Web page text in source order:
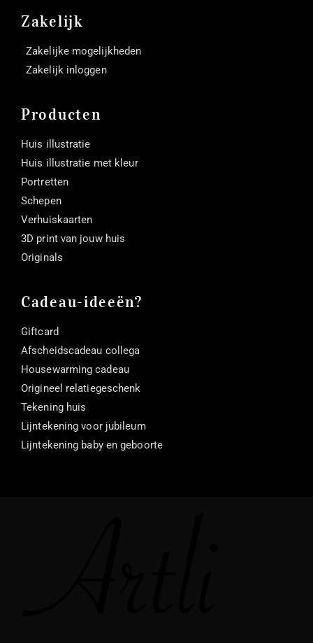
Zakelijk
Zakelijke mogelijkheden
Zakelijk inloggen
Producten
Huis illustratie
Huis illustratie met kleur
Portretten
Schepen
Verhuiskaarten
3D print van jouw huis
Originals
Cadeau-ideeën?
Giftcard
Afscheidscadeau collega
Housewarming cadeau
Origineel relatiegeschenk
Tekening huis
Lijntekening voor jubileum
Lijntekening baby en geboorte